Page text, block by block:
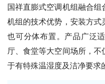
国祥直膨式空调机组融合
机组的技术优势，安装方式
也可分体布置。产品广泛
厅、食堂等大空间场所，不
于有特殊温湿度及洁净要求